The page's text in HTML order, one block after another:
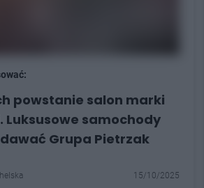
powstanie salon marki
Luksusowe samochody
Grupa Pietrzak
15/10/2025